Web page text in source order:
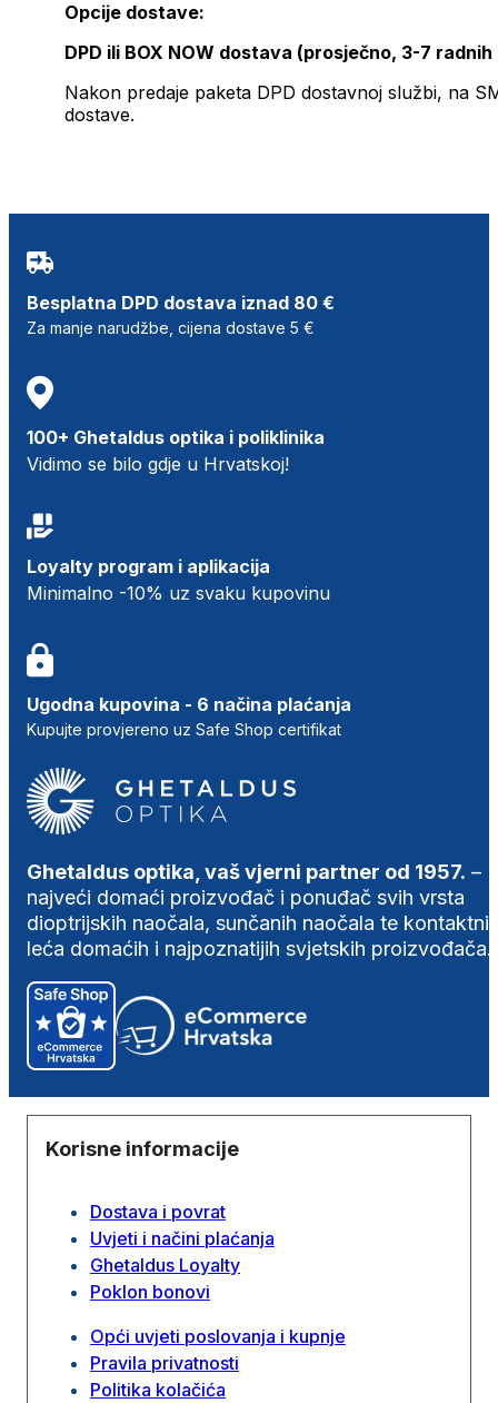
Opcije dostave:
DPD ili BOX NOW dostava (prosječno, 3-7 radnih
Nakon predaje paketa DPD dostavnoj službi, na
dostave.
Besplatna DPD dostava iznad 80 €
Za manje narudžbe, cijena dostave 5 €
100+ Ghetaldus optika i poliklinika
Vidimo se bilo gdje u Hrvatskoj!
Loyalty program i aplikacija
Minimalno -10% uz svaku kupovinu
Ugodna kupovina - 6 načina plaćanja
Kupujte provjereno uz Safe Shop certifikat
Ghetaldus optika, vaš vjerni partner od 1957. –
najveći domaći proizvođač i ponuđač svih vrsta
dioptrijskih naočala, sunčanih naočala te
leća domaćih i najpoznatijih svjetskih proizvođača.
Korisne informacije
Dostava i povrat
Uvjeti i načini plaćanja
Ghetaldus Loyalty
Poklon bonovi
Opći uvjeti poslovanja i kupnje
Pravila privatnosti
Politika kolačića